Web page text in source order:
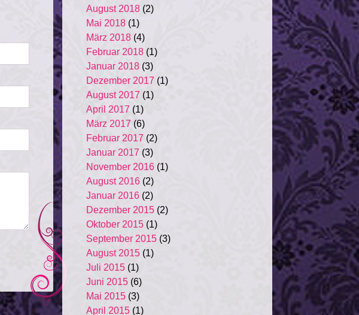
August 2018(2)
Mai 2018(1)
März 2018(4)
Februar 2018(1)
Januar 2018(3)
Dezember 2017 (1)
August 2017 (1)
April 2017 (1)
März 2017 (6)
Februar 2017 (2)
Januar 2017 (3)
November 2016(1)
August 2016(2)
Januar 2016(2)
Dezember 2015(2)
Oktober 2015(1)
September 2015(3)
August 2015(1)
Juli 2015(1)
Juni 2015(6)
Mai 2015(3)
April 2015(1)